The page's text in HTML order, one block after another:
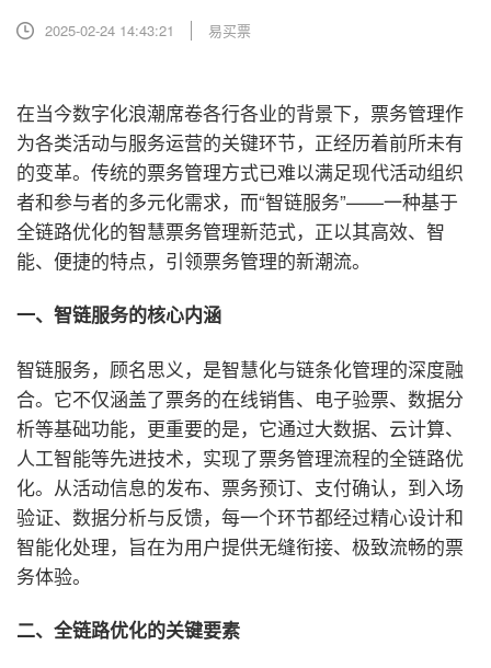
2025-02-24 14:43:21 易买票
在当今数字化浪潮席卷各行各业的背景下，票务管理作
为各类活动与服务运营的关键环节，正经历着前所未有
的变革。传统的票务管理方式已难以满足现代活动组织
者和参与者的多元化需求，而“智链服务”——一种基于
全链路优化的智慧票务管理新范式，正以其高效、智
能、便捷的特点，引领票务管理的新潮流。
一、智链服务的核心内涵
智链服务，顾名思义，是智慧化与链条化管理的深度融
合。它不仅涵盖了票务的在线销售、电子验票、数据分
析等基础功能，更重要的是，它通过大数据、云计算、
人工智能等先进技术，实现了票务管理流程的全链路优
化。从活动信息的发布、票务预订、支付确认，到入场
验证、数据分析与反馈，每一个环节都经过精心设计和
智能化处理，旨在为用户提供无缝衔接、极致流畅的票
务体验。
二、全链路优化的关键要素